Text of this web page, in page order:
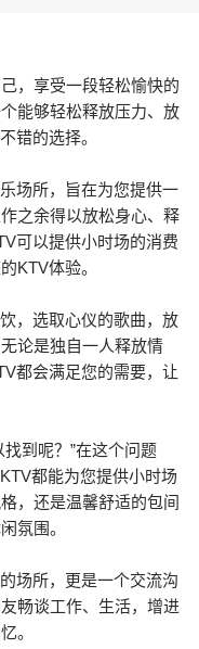
，享受一段轻松愉快的
能够轻松释放压力、放
错的选择。
场所，旨在为您提供一
之余得以放松身心、释
可以提供小时场的消费
KTV体验。
，选取心仪的歌曲，放
论是独自一人释放情
都会满足您的需要，让
到呢？”在这个问题
都能为您提供小时场
，还是温馨舒适的包间
氛围。
场所，更是一个交流沟
畅谈工作、生活，增进
。